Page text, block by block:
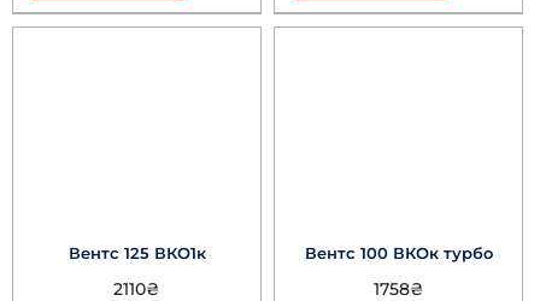
Вентс 125 ВКО1к
2110₴
Вентс 100 ВКОк турбо
1758₴